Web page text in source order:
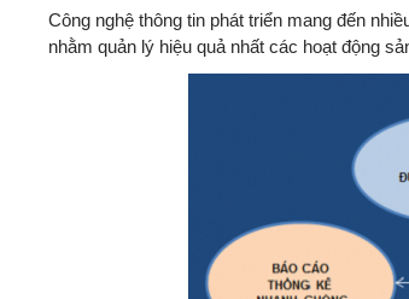
Công nghệ thông tin phát triển mang đến
nhằm quản lý hiệu quả nhất các hoạt động